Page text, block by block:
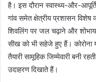
है। इस दौरान स्वास्थ्य-और-आपूर्ति
गांव समेत क्षेत्रीय प्रशासन
शिवलिंग पर जल चढ़ाने और
सीख को भी सहेजे हुए हैं। कोरोना
तैयारी सामूहिक जिम्मेवारी बनी
उदाहरण दिखाते हैं।